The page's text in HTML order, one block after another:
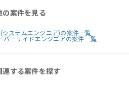
の案件を見る
(システムエンジニア)の案件一覧
バーサイドエンジニアの案件一覧
連する案件を探す